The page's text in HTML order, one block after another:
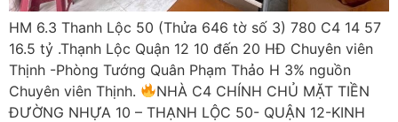
HM 6.3 Thanh Lộc 50 (Thửa 646 tờ số 3) 780 C4 14 57
16.5 tỷ .Thạnh Lộc Quận 12 10 đến 20 HĐ Chuyên viên
Thịnh -Phòng Tướng Quân Phạm Thảo H 3% nguồn
Chuyên viên Thịnh.
NHÀ C4 CHÍNH CHỦ MẶT TIỀN
ĐƯỜNG NHỰA 10 – THẠNH LỘC 50- QUẬN 12-KINH